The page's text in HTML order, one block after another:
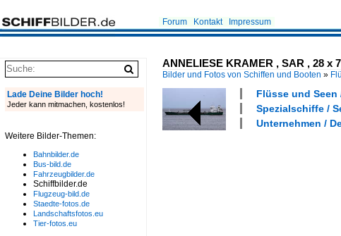
Forum Kontakt Impressum
ANNELIESE KRAMER , SAR , 28 x
Bilder und Fotos von Schiffen und Booten »
Flüsse und Seen
Spezialschiffe /
Unternehmen /
Lade Deine Bilder hoch!
Jeder kann mitmachen, kostenlos!
Weitere Bilder-Themen:
Bahnbilder.de
Bus-bild.de
Fahrzeugbilder.de
Schiffbilder.de
Flugzeug-bild.de
Staedte-fotos.de
Landschaftsfotos.eu
Tier-fotos.eu